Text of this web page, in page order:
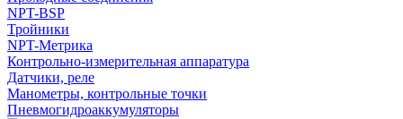
NPT-BSP
Тройники
NPT-Метрика
Контрольно-измерительная аппаратура
Датчики, реле
Манометры, контрольные точки
Пневмогидроаккумуляторы